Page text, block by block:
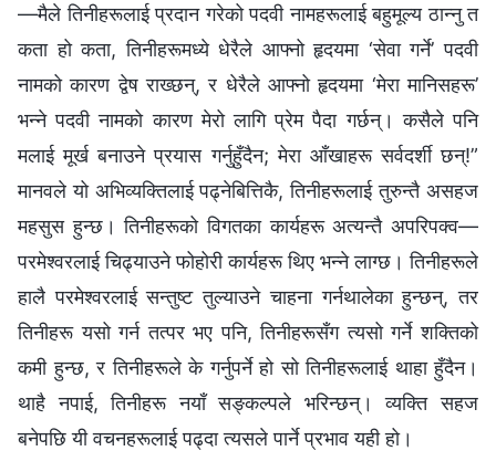
—मैले तिनीहरूलाई प्रदान गरेको पदवी नामहरूलाई बहुमूल्य ठान्‍नु त
कता हो कता, तिनीहरूमध्ये धेरैले आफ्‍नो हृदयमा ‘सेवा गर्ने’ पदवी
नामको कारण द्वेष राख्छन्, र धेरैले आफ्‍नो हृदयमा ‘मेरा मानिसहरू’
भन्‍ने पदवी नामको कारण मेरो लागि प्रेम पैदा गर्छन्। कसैले पनि
मलाई मूर्ख बनाउने प्रयास गर्नुहुँदैन; मेरा आँखाहरू सर्वदर्शी छन्!”
मानवले यो अभिव्यक्तिलाई पढ्नेबित्तिकै, तिनीहरूलाई तुरुन्तै असहज
महसुस हुन्छ। तिनीहरूको विगतका कार्यहरू अत्यन्तै अपरिपक्‍व—
परमेश्‍वरलाई चिढ्याउने फोहोरी कार्यहरू थिए भन्‍ने लाग्छ। तिनीहरूले
हालै परमेश्‍वरलाई सन्तुष्ट तुल्याउने चाहना गर्नथालेका हुन्छन्, तर
तिनीहरू यसो गर्न तत्पर भए पनि, तिनीहरूसँग त्यसो गर्ने शक्तिको
कमी हुन्छ, र तिनीहरूले के गर्नुपर्ने हो सो तिनीहरूलाई थाहा हुँदैन।
थाहै नपाई, तिनीहरू नयाँ सङ्कल्पले भरिन्छन्। व्यक्ति सहज
बनेपछि यी वचनहरूलाई पढ्दा त्यसले पार्ने प्रभाव यही हो।